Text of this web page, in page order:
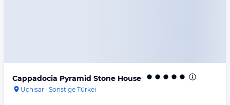
Cappadocia Pyramid Stone House
Uchisar · Sonstige Türkei